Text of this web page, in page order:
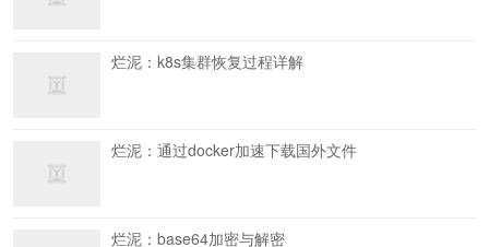
烂泥：k8s集群恢复过程详解
烂泥：通过docker加速下载国外文件
烂泥：base64加密与解密